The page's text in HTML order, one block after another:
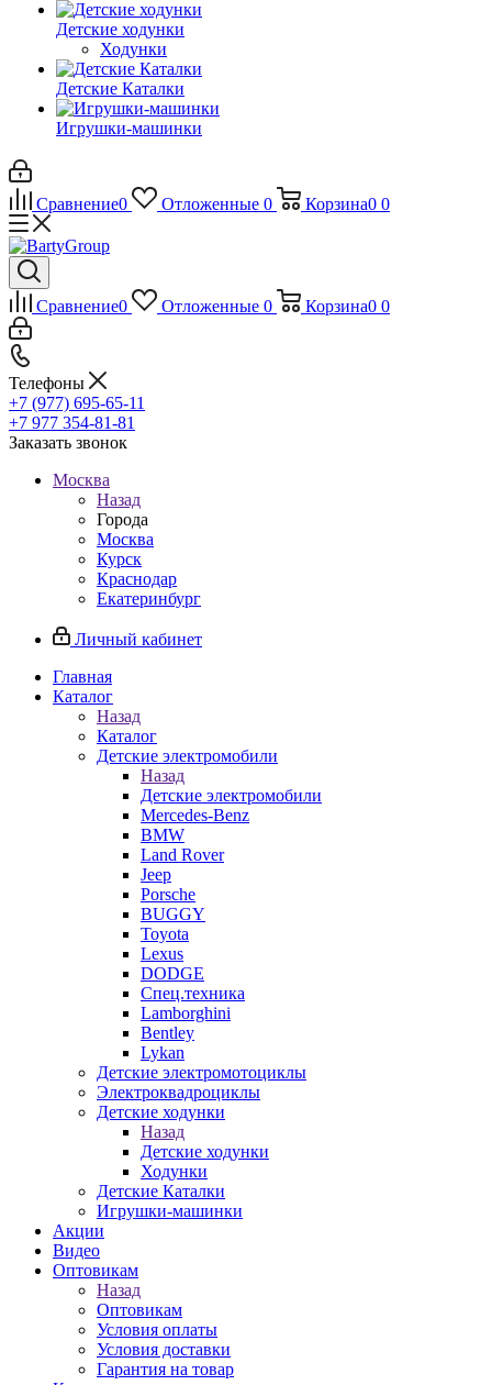
Детские ходунки
Ходунки
Детские Каталки
Игрушки-машинки
Сравнение0 Отложенные 0 Корзина0 0
Сравнение0 Отложенные 0 Корзина0 0
Телефоны
+7 (977) 695-65-11
+7 977 354-81-81
Заказать звонок
Москва
Назад
Города
Москва
Курск
Краснодар
Екатеринбург
Личный кабинет
Главная
Каталог
Назад
Каталог
Детские электромобили
Назад
Детские электромобили
Mercedes-Benz
BMW
Land Rover
Jeep
Porsche
BUGGY
Toyota
Lexus
DODGE
Спец.техника
Lamborghini
Bentley
Lykan
Детские электромотоциклы
Электроквадроциклы
Детские ходунки
Назад
Детские ходунки
Ходунки
Детские Каталки
Игрушки-машинки
Акции
Видео
Оптовикам
Назад
Оптовикам
Условия оплаты
Условия доставки
Гарантия на товар